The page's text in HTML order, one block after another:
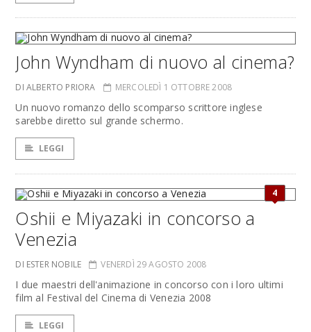
John Wyndham di nuovo al cinema?
DI ALBERTO PRIORA MERCOLEDÌ 1 OTTOBRE 2008
Un nuovo romanzo dello scomparso scrittore inglese
sarebbe diretto sul grande schermo.
LEGGI
4
Oshii e Miyazaki in concorso a
Venezia
DI ESTER NOBILE VENERDÌ 29 AGOSTO 2008
I due maestri dell'animazione in concorso con i loro ultimi
film al Festival del Cinema di Venezia 2008
LEGGI